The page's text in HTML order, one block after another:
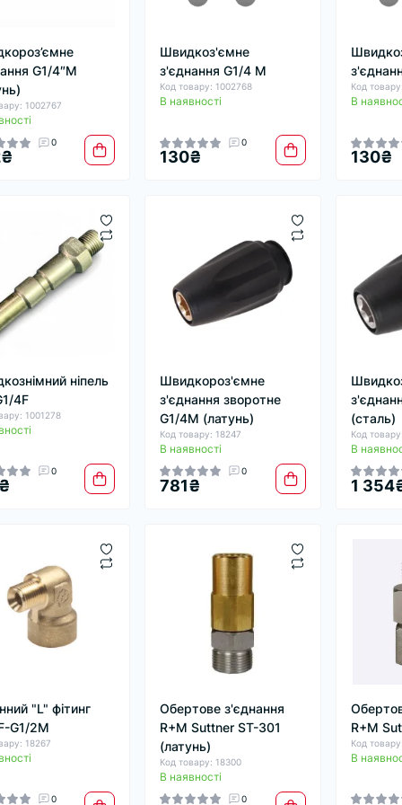
G1/4″M
1002767
0
Швидкоз'ємне
з'єднання G1/4 М
Код товару: 1002768
В наявності
0
130₴
Код
В
130₴
ніпель
4F
1001278
0
Швидкороз'ємне
з'єднання зворотне
G1/4М (латунь)
Код товару: 18247
В наявності
0
781₴
(сталь)
Код
В
1
"L" фітинг
G1/2M
18267
0
Обертове з'єднання
R+M Suttner ST-301
(латунь)
Код товару: 18300
В наявності
0
R+M
Код
В